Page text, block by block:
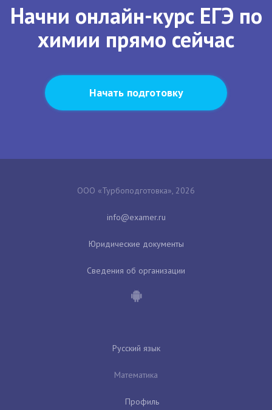
Начни онлайн-курс ЕГЭ по
химии прямо сейчас
Начать подготовку
ООО «Турбоподготовка», 2026
Юридические документы
Сведения об организации
Русский язык
Математика
Профиль